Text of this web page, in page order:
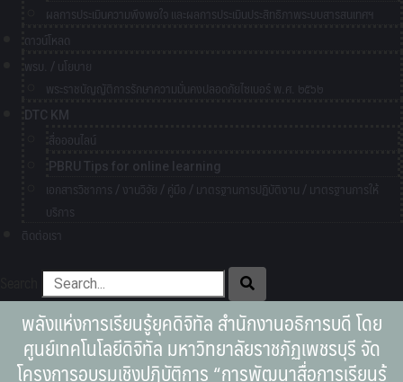
ผลการประเมินความพึงพอใจ และผลการประเมินประสิทธิภาพระบบสารสนเทศฯ
ดาวน์โหลด
พรบ. / นโยบาย
พระราชบัญญัติการรักษาความมั่นคงปลอดภัยไซเบอร์ พ.ศ. ๒๕๖๒
DTC KM
สื่อออนไลน์
PBRU Tips for online learning
เอกสารวิชาการ / งานวิจัย / คู่มือ / มาตรฐานการปฏิบัติงาน / มาตรฐานการให้
บริการ
ติดต่อเรา
พลังแห่งการเรียนรู้ยุคดิจิทัล สำนักงานอธิการบดี โดย
ศูนย์เทคโนโลยีดิจิทัล มหาวิทยาลัยราชภัฏเพชรบุรี จัด
โครงการอบรมเชิงปฏิบัติการ “การพัฒนาสื่อการเรียนรู้